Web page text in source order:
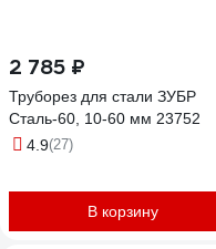
2 785 ₽
Труборез для стали ЗУБР
Сталь-60, 10-60 мм 23752
4.9(27)
В корзину